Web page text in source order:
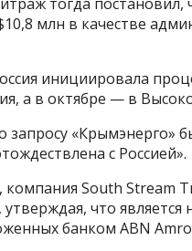
млн в качестве
инициировала
а в октябре — в
запросу «Крымэнерго»
с Россией».
компания South Stream
что
банком ABN